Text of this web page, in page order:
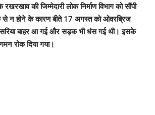
की जिम्मेदारी लोक निर्माण विभाग को सौंपी
न होने के कारण बीते 17 अगस्त को ओवरब्रिज
सरिया बाहर आ गई और सड़क भी धंस गई थी। इसके
रोक दिया गया।